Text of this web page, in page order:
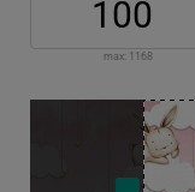
max: 1168